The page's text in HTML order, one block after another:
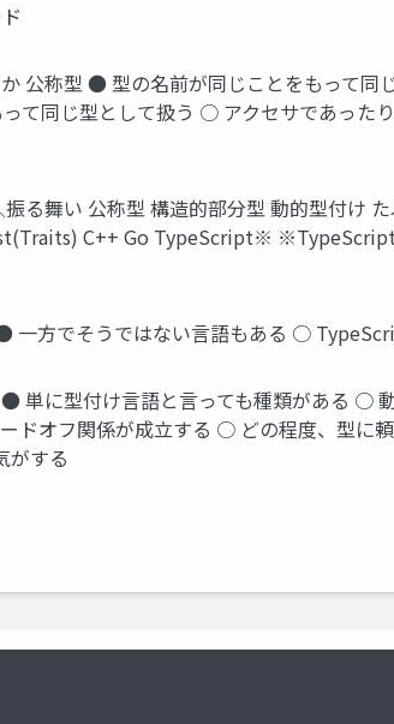
公称型 ● 型の名前が同じことをもって
て同じ型として扱う ○ アクセサであった
る舞い 公称型 構造的部分型 動的型付け
C++ Go TypeScript※
方でそうではない言語もある ○
単に型付け言語と言っても種類がある ○
ドオフ関係が成立する ○ どの程度、型に
がする